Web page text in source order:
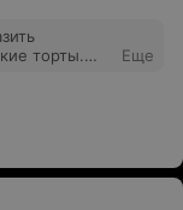
торты.
хочу
91 год,
и
деле!
Еще